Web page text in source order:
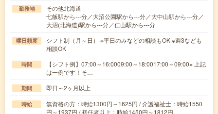
勤務地
その他北海道
七飯駅から---分／大沼公園駅から---分／大中山駅から---分／
大沼(北海道)駅から---分／仁山駅から---分
曜日頻度
シフト制（月～日） ※平日のみなどの相談もOK ※週3なども
相談OK
時間
【シフト例】07:00～16:0009:00～18:0017:00～09:00※ 上記
は一例です！そ…
期間 即日～2ヶ月以上
時給
無資格の方：時給1300円～1625円 / 介護福祉士：時給1550
円～1937円 / 初任者以上：時給1450円～1812円